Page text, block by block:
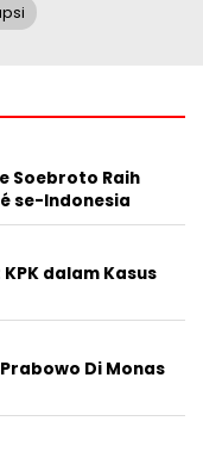
Soebroto Raih
se-Indonesia
dalam Kasus
Di Monas